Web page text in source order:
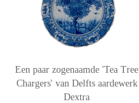
Een paar zogenaamde 'Tea Tree
Chargers' van Delfts aardewerk
Dextra